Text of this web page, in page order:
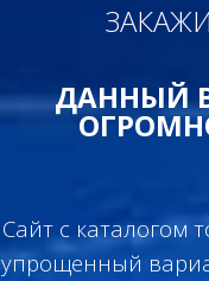
ДАННЫЙ
Сайт с каталогом
упрощенный